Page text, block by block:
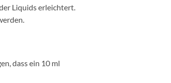
Liquids erleichtert.
dass ein 10 ml